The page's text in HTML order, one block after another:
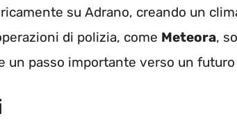
su Adrano, creando un
di polizia, come Meteora,
un passo importante verso un